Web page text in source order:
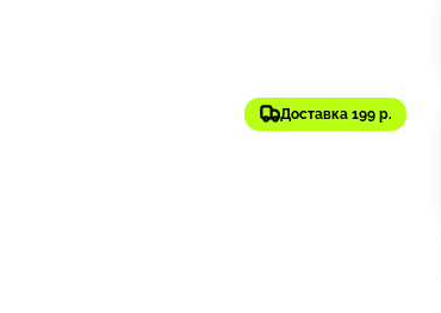
Доставка 199 р.